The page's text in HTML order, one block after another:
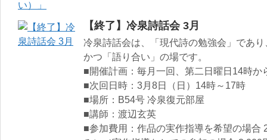
【終了】冷泉詩話会 3月
冷泉詩話会は、「現代詩の勉強会」であ
かつ「語り合い」の場です。
■開催計画：毎月一回、第二日曜日14時か
■次回日時：3月8日（日）14時～17時
■場所：B54号 冷泉復元部屋
■講師：渡辺玄英
■参加費用：作品の実作指導を希望の場合